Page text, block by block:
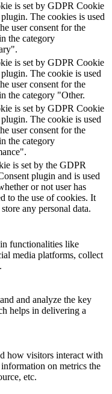
is set by GDPR Cookie
The cookies is used
user consent for the
the category
is set by GDPR Cookie
The cookie is used
user consent for the
the category "Other.
is set by GDPR Cookie
The cookie is used
user consent for the
the category
is set by the GDPR
plugin and is used
or not user has
to the use of cookies. It
any personal data.
functionalities like
media platforms, collect
and analyze the key
helps in delivering a
how visitors interact with
on metrics the
etc.